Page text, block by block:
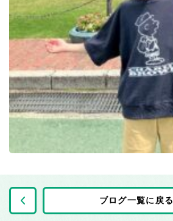
ブログ一覧に戻る